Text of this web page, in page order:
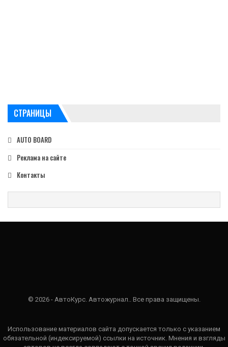
СТРАНИЦЫ
AUTO BOARD
Реклама на сайте
Контакты
© 2026 - АвтоКурс. Автожурнал.. Все права защищены.
Использование материалов сайта допускается только с указанием
обязательной (индексируемой) ссылки на источник. Мнения и взгляды